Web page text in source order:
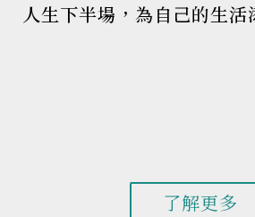
人生下半場，為自己的生活
了解更多